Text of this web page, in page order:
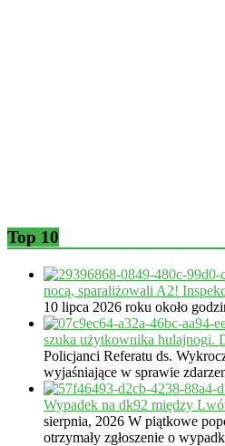
Top 10
nocą, sparaliżowali A2!
10 lipca 2026 roku około
szuka użytkownika hulajnogi.
Policjanci Referatu ds.
wyjaśniające w sprawie
Wypadek na dk92 między
sierpnia, 2026 W piątkowe
otrzymały zgłoszenie o